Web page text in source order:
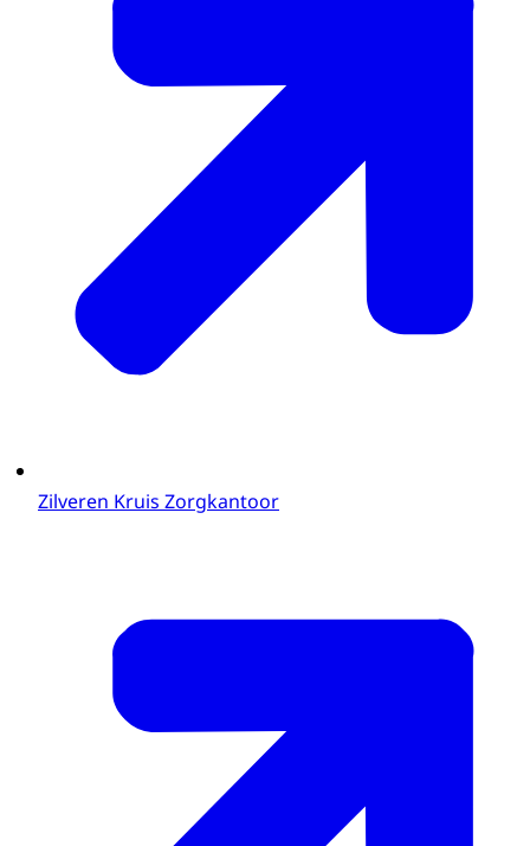
Zilveren Kruis Zorgkantoor